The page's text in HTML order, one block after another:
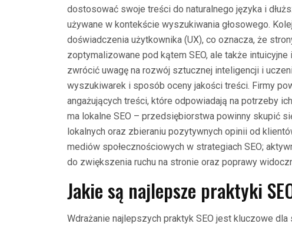
dostosować swoje treści do naturalnego języka i
używane w kontekście wyszukiwania głosowego.
doświadczenia użytkownika (UX), co oznacza, że
zoptymalizowane pod kątem SEO, ale także
zwrócić uwagę na rozwój sztucznej inteligencji i
wyszukiwarek i sposób oceny jakości treści. Firmy
angażujących treści, które odpowiadają na potrzeby
ma lokalne SEO – przedsiębiorstwa powinny skupić
lokalnych oraz zbieraniu pozytywnych opinii od
mediów społecznościowych w strategiach SEO;
do zwiększenia ruchu na stronie oraz poprawy
Jakie są najlepsze praktyki
Wdrażanie najlepszych praktyk SEO jest kluczowe dla